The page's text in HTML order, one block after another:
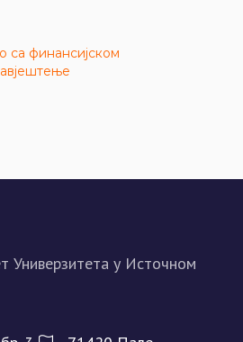
са финансијском